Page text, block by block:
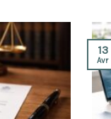
13
Avr